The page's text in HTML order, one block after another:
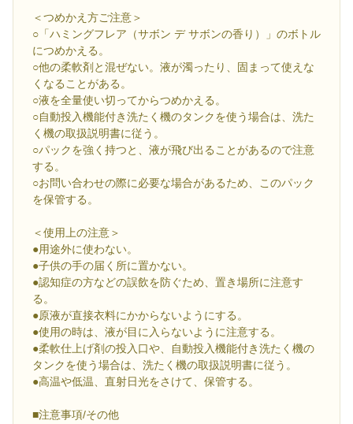
＜つめかえ方ご注意＞
○「ハミングフレア（サボン デ サボンの香り）」のボトル
につめかえる。
○他の柔軟剤と混ぜない。液が濁ったり、固まって使えな
くなることがある。
○液を全量使い切ってからつめかえる。
○自動投入機能付き洗たく機のタンクを使う場合は、洗た
く機の取扱説明書に従う。
○パックを強く持つと、液が飛び出ることがあるので注意
する。
○お問い合わせの際に必要な場合があるため、このパック
を保管する。
＜使用上の注意＞
●用途外に使わない。
●子供の手の届く所に置かない。
●認知症の方などの誤飲を防ぐため、置き場所に注意す
る。
●原液が直接衣料にかからないようにする。
●使用の時は、液が目に入らないように注意する。
●柔軟仕上げ剤の投入口や、自動投入機能付き洗たく機の
タンクを使う場合は、洗たく機の取扱説明書に従う。
●高温や低温、直射日光をさけて、保管する。
■注意事項/その他